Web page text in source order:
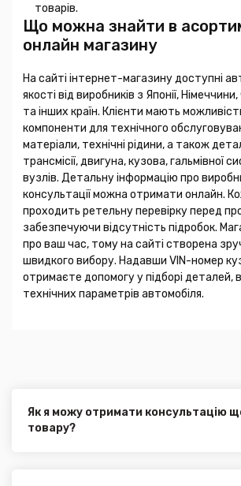
товарів.
Що можна знайти в
онлайн магазину
На сайті інтернет-магазину доступні
якості від виробників з Японії,
та інших країн. Клієнти мають
компоненти для технічного
матеріали, технічні рідини, а також
трансмісії, двигуна, кузова, гальмівної
вузлів. Детальну інформацію про
консультації можна отримати онлайн.
проходить ретельну перевірку перед
забезпечуючи відсутність підробок.
про ваш час, тому на сайті створена
швидкого вибору. Надавши VIN-номер
отримаєте допомогу у підборі деталей,
технічних параметрів автомобіля.
Як я можу отримати консультацію
товару?